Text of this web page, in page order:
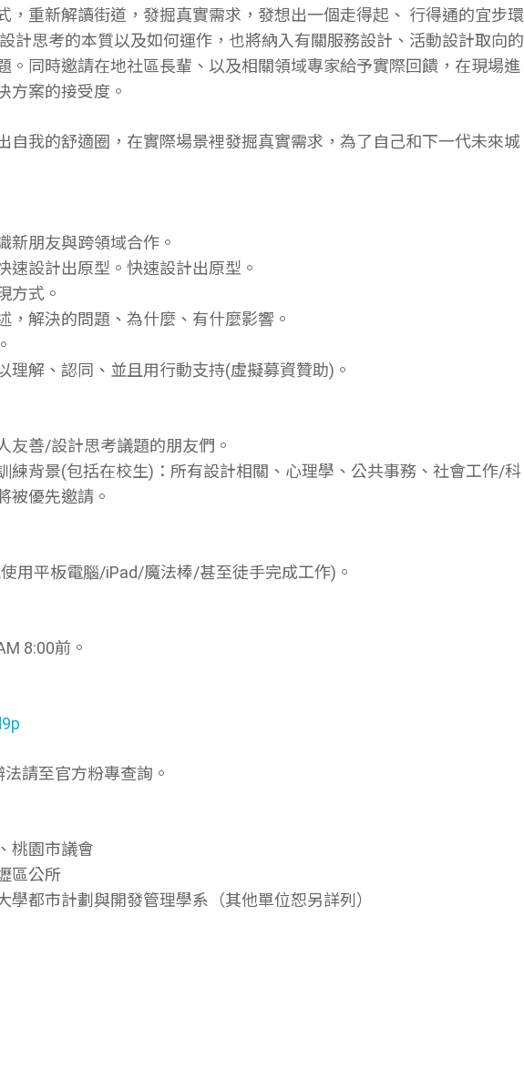
，重新解讀街道，發掘真實需求，發想出一個走得起、 ⾏得通的宜步環
計思考的本質以及如何運作，也將納入有關服務設計、活動設計取向的
。同時邀請在地社區長輩、以及相關領域專家給予實際回饋，在現場進
⽅案的接受度。
自我的舒適圈，在實際場景裡發掘真實需求，為了⾃⼰和下一代未來城
新朋友與跨領域合作。
速設計出原型。快速設計出原型。
⽅式。
，解決的問題、為什麼、有什麼影響。
理解、認同、並且⽤⾏動⽀持(虛擬募資贊助)。
友善/設計思考議題的朋友們。
練背景(包括在校生)：所有設計相關、心理學、公共事務、社會工作/科
被優先邀請。
用平板電腦/iPad/魔法棒/甚至徒手完成工作)。
8:00前。
請至官方粉專查詢。
桃園市議會
區公所
學都市計劃與開發管理學系（其他單位恕另詳列）